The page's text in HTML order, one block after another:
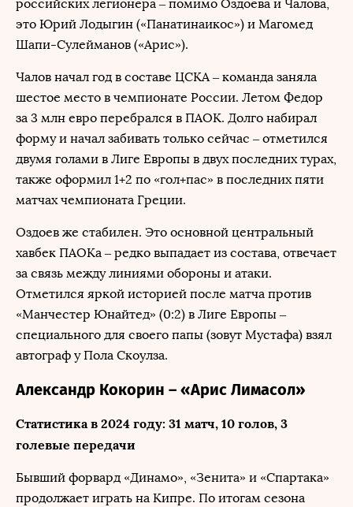
российских легионера – помимо Оздоева и Чалова,
это Юрий Лодыгин («Панатинаикос») и Магомед
Шапи-Сулейманов («Арис»).
Чалов начал год в составе ЦСКА – команда заняла
шестое место в чемпионате России. Летом Федор
за 3 млн евро перебрался в ПАОК. Долго набирал
форму и начал забивать только сейчас – отметился
двумя голами в Лиге Европы в двух последних турах,
также оформил 1+2 по «гол+пас» в последних пяти
матчах чемпионата Греции.
Оздоев же стабилен. Это основной центральный
хавбек ПАОКа – редко выпадает из состава, отвечает
за связь между линиями обороны и атаки.
Отметился яркой историей после матча против
«Манчестер Юнайтед» (0:2) в Лиге Европы –
специального для своего папы (зовут Мустафа) взял
автограф у Пола Скоулза.
Александр Кокорин – «Арис Лимасол»
Статистика в 2024 году: 31 матч, 10 голов, 3
голевые передачи
Бывший форвард «Динамо», «Зенита» и «Спартака»
продолжает играть на Кипре. По итогам сезона